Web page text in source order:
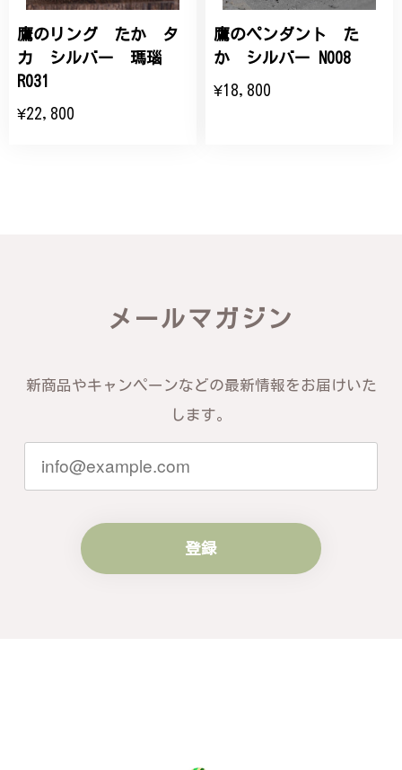
鷹のリング たか タ
カ シルバー 瑪瑙
R031
¥22,800
鷹のペンダント た
か シルバー N008
¥18,800
メールマガジン
新商品やキャンペーンなどの最新情報をお届けいた
します。
登録